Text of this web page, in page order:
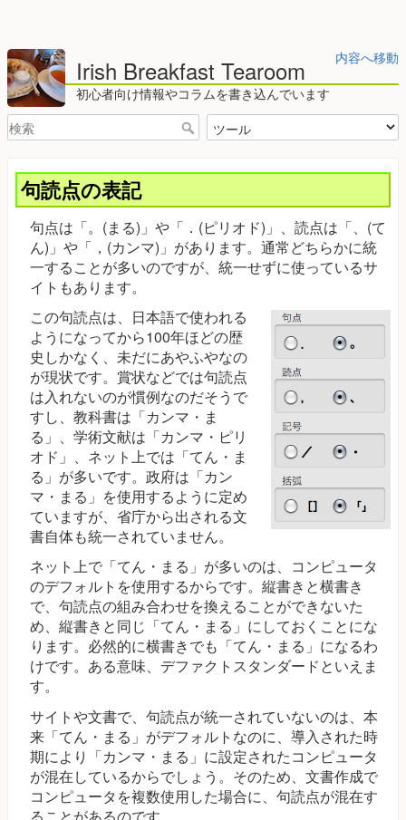
内容へ移動
Irish Breakfast Tearoom
初心者向け情報やコラムを書き込んでいます
句読点の表記
句点は「。(まる)」や「．(ピリオド)」、読点は「、(て
ん)」や「，(カンマ)」があります。通常どちらかに統
一することが多いのですが、統一せずに使っているサ
イトもあります。
この句読点は、日本語で使われる
ようになってから100年ほどの歴
史しかなく、未だにあやふやなの
が現状です。賞状などでは句読点
は入れないのが慣例なのだそうで
すし、教科書は「カンマ・ま
る」、学術文献は「カンマ・ピリ
オド」、ネット上では「てん・ま
る」が多いです。政府は「カン
マ・まる」を使用するように定め
ていますが、省庁から出される文
書自体も統一されていません。
ネット上で「てん・まる」が多いのは、コンピュータ
のデフォルトを使用するからです。縦書きと横書き
で、句読点の組み合わせを換えることができないた
め、縦書きと同じ「てん・まる」にしておくことにな
ります。必然的に横書きでも「てん・まる」になるわ
けです。ある意味、デファクトスタンダードといえま
す。
サイトや文書で、句読点が統一されていないのは、本
来「てん・まる」がデフォルトなのに、導入された時
期により「カンマ・まる」に設定されたコンピュータ
が混在しているからでしょう。そのため、文書作成で
コンピュータを複数使用した場合に、句読点が混在す
ることがあるのです。